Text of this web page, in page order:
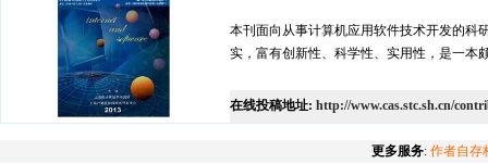
本刊面向从事计算机应用软件技术开发的科
实，富有创新性、科学性、实用性，是一本
在线投稿地址: http://www.cas.stc.sh.cn/
更多服务: 作者自存